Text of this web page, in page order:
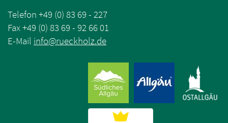
Telefon +49 (0) 83 69 - 227
Fax +49 (0) 83 69 - 92 66 01
E-Mail info@rueckholz.de